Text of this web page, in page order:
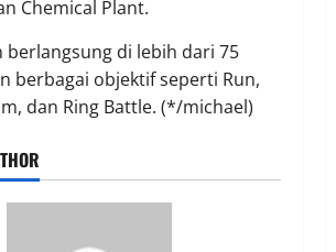
Chemical Plant.
berlangsung di lebih dari 75
berbagai objektif seperti Run,
dan Ring Battle. (*/michael)